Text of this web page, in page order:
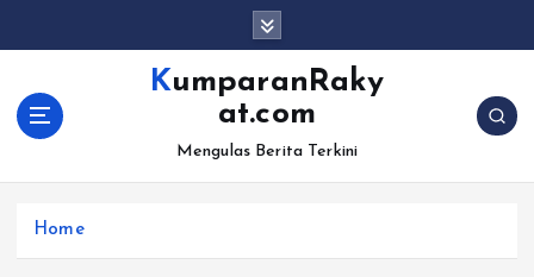
KumparanRaky
at.com
Mengulas Berita Terkini
Home